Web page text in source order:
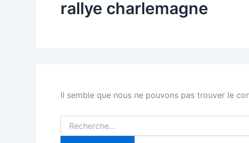
rallye charlemagne
Il semble que nous ne pouvons pas trouver le
Rechercher :